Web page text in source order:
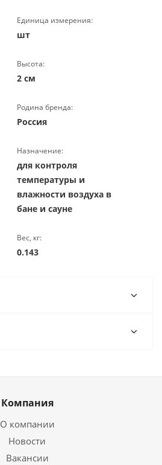
Единица измерения:
шт
Высота:
2 см
Родина бренда:
Россия
Назначение:
для контроля
температуры и
влажности воздуха в
бане и сауне
Вес, кг:
0.143
Компания
О компании
Новости
Вакансии